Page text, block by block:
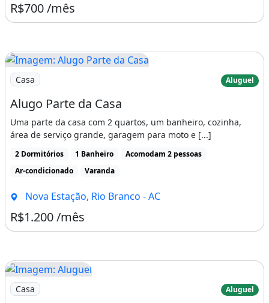
R$700 /mês
Imagem: Alugo Parte da Casa
Casa Aluguel
Alugo Parte da Casa
Uma parte da casa com 2 quartos, um banheiro, cozinha,
área de serviço grande, garagem para moto e [...]
2 Dormitórios 1 Banheiro
Acomodam 2 pessoas
Ar-condicionado
Varanda
Nova Estação, Rio Branco - AC
R$1.200 /mês
Imagem: Aluguel
Casa Aluguel